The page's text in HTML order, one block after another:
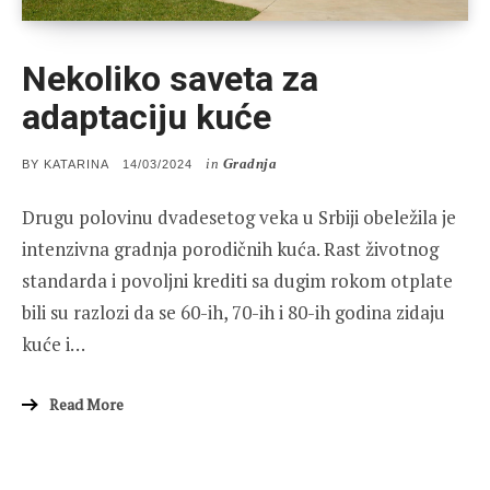
Nekoliko saveta za
adaptaciju kuće
BY KATARINA
POSTED
14/03/2024 in Gradnja
Drugu polovinu dvadesetog veka u Srbiji obeležila je
intenzivna gradnja porodičnih kuća. Rast životnog
standarda i povoljni krediti sa dugim rokom otplate
bili su razlozi da se 60-ih, 70-ih i 80-ih godina zidaju
kuće i…
Read More